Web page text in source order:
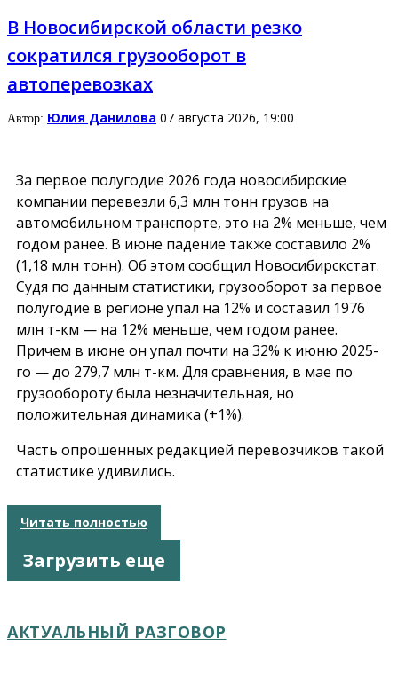
В Новосибирской области резко
сократился грузооборот в
автоперевозках
Автор: Юлия Данилова 07 августа 2026, 19:00
За первое полугодие 2026 года новосибирские
компании перевезли 6,3 млн тонн грузов на
автомобильном транспорте, это на 2% меньше, чем
годом ранее. В июне падение также составило 2%
(1,18 млн тонн). Об этом сообщил Новосибирскстат.
Судя по данным статистики, грузооборот за первое
полугодие в регионе упал на 12% и составил 1976
млн т-км — на 12% меньше, чем годом ранее.
Причем в июне он упал почти на 32% к июню 2025-
го — до 279,7 млн т-км. Для сравнения, в мае по
грузообороту была незначительная, но
положительная динамика (+1%).
Часть опрошенных редакцией перевозчиков такой
статистике удивились.
Читать полностью
Загрузить еще
АКТУАЛЬНЫЙ РАЗГОВОР